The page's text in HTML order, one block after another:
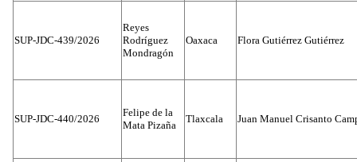
SUP-JDC-439/2026
Reyes
Rodríguez
Mondragón
Oaxaca Flora Gutiérrez Gutiérrez
SUP-JDC-440/2026
Felipe de la
Mata Pizaña
Tlaxcala Juan Manuel Crisanto